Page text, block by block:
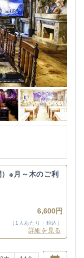
※月～木のご利
6,600円
（1人あたり・税込）
詳細を見る